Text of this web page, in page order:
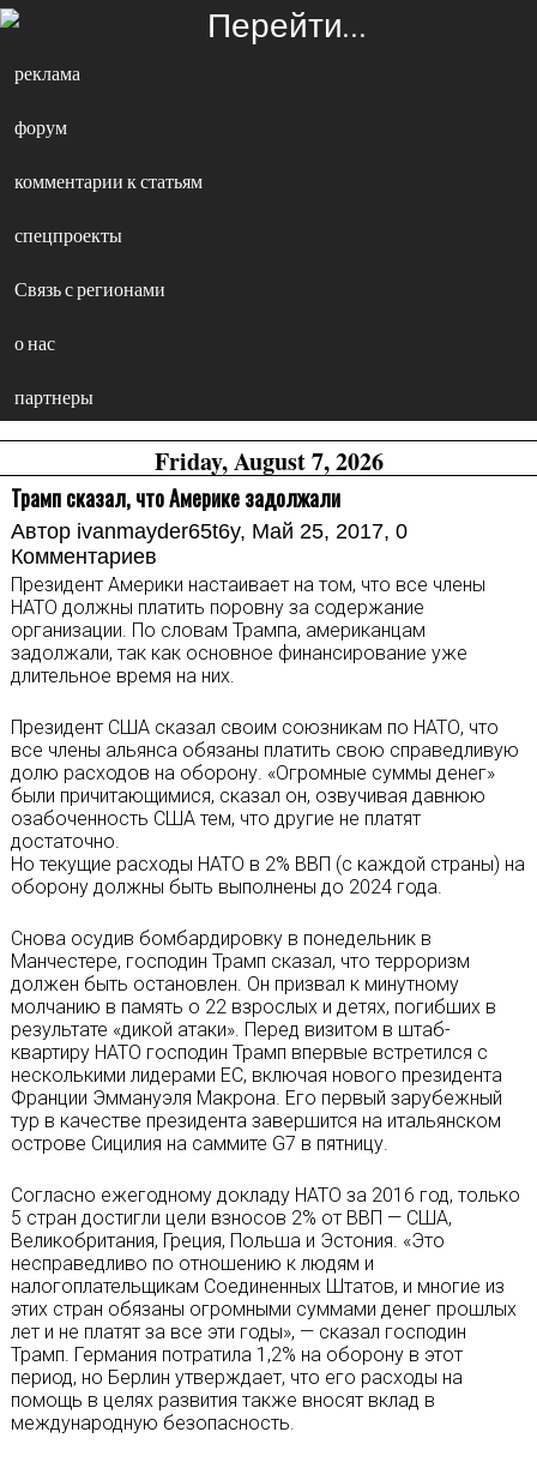
Перейти…
реклама
форум
комментарии к статьям
спецпроекты
Связь с регионами
о нас
партнеры
Friday, August 7, 2026
Трамп сказал, что Америке задолжали
Автор ivanmayder65t6y, Май 25, 2017, 0
Комментариев
Президент Америки настаивает на том, что все члены
НАТО должны платить поровну за содержание
организации. По словам Трампа, американцам
задолжали, так как основное финансирование уже
длительное время на них.
Президент США сказал своим союзникам по НАТО, что
все члены альянса обязаны платить свою справедливую
долю расходов на оборону. «Огромные суммы денег»
были причитающимися, сказал он, озвучивая давнюю
озабоченность США тем, что другие не платят
достаточно.
Но текущие расходы НАТО в 2% ВВП (с каждой страны) на
оборону должны быть выполнены до 2024 года.
Снова осудив бомбардировку в понедельник в
Манчестере, господин Трамп сказал, что терроризм
должен быть остановлен. Он призвал к минутному
молчанию в память о 22 взрослых и детях, погибших в
результате «дикой атаки». Перед визитом в штаб-
квартиру НАТО господин Трамп впервые встретился с
несколькими лидерами ЕС, включая нового президента
Франции Эммануэля Макрона. Его первый зарубежный
тур в качестве президента завершится на итальянском
острове Сицилия на саммите G7 в пятницу.
Согласно ежегодному докладу НАТО за 2016 год, только
5 стран достигли цели взносов 2% от ВВП — США,
Великобритания, Греция, Польша и Эстония. «Это
несправедливо по отношению к людям и
налогоплательщикам Соединенных Штатов, и многие из
этих стран обязаны огромными суммами денег прошлых
лет и не платят за все эти годы», — сказал господин
Трамп. Германия потратила 1,2% на оборону в этот
период, но Берлин утверждает, что его расходы на
помощь в целях развития также вносят вклад в
международную безопасность.